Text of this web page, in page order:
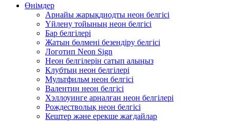
Өнімдер
Арнайы жарықдиодты неон белгісі
Үйлену тойының неон белгісі
Бар белгілері
Жатын бөлмені безендіру белгісі
Логотип Neon Sign
Неон белгілерін сатып алыңыз
Клубтың неон белгілері
Мультфильм неон белгісі
Валентин неон белгісі
Хэллоуинге арналған неон белгілері
Рождестволық неон белгісі
Кештер және ерекше жағдайлар